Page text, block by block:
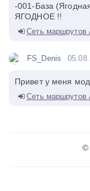
-001-База
ЯГОДНОЕ !!
Сеть маршрутов
FS_Denis
Привет у меня
Сеть маршрутов
©